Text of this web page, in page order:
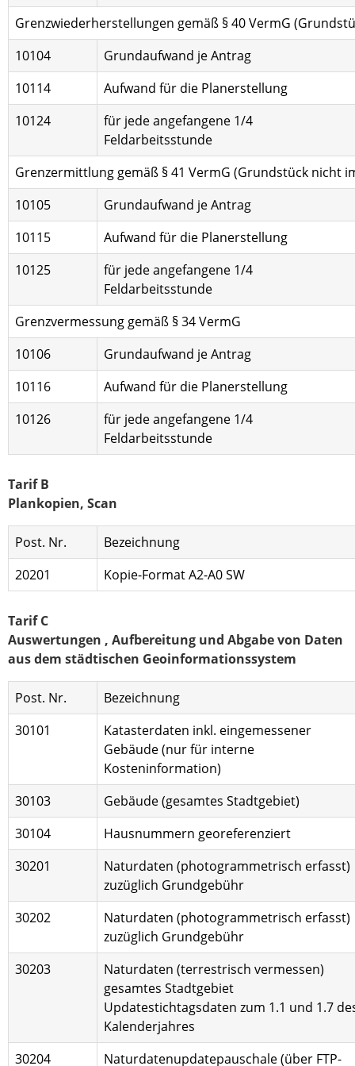
Grenzwiederherstellungen gemäß § 40 VermG
10104
Grundaufwand je Antrag
10114
Aufwand für die Planerstellung
10124
für jede angefangene 1/4
Feldarbeitsstunde
Grenzermittlung gemäß § 41 VermG (Grundstück nicht
10105
Grundaufwand je Antrag
10115
Aufwand für die Planerstellung
10125
für jede angefangene 1/4
Feldarbeitsstunde
Grenzvermessung gemäß § 34 VermG
10106
Grundaufwand je Antrag
10116
Aufwand für die Planerstellung
10126
für jede angefangene 1/4
Feldarbeitsstunde
Tarif B
Plankopien, Scan
Post. Nr.
Bezeichnung
20201
Kopie-Format A2-A0 SW
Tarif C
Auswertungen , Aufbereitung und Abgabe von Daten
aus dem städtischen Geoinformationssystem
Post. Nr.
Bezeichnung
30101
Katasterdaten inkl. eingemessener
Gebäude (nur für interne
Kosteninformation)
30103
Gebäude (gesamtes Stadtgebiet)
30104
Hausnummern georeferenziert
30201
Naturdaten (photogrammetrisch erfasst)
zuzüglich Grundgebühr
30202
Naturdaten (photogrammetrisch erfasst)
zuzüglich Grundgebühr
30203
Naturdaten (terrestrisch vermessen)
gesamtes Stadtgebiet
Updatestichtagsdaten zum 1.1 und 1.7
Kalenderjahres
30204
Naturdatenupdatepauschale (über FTP-